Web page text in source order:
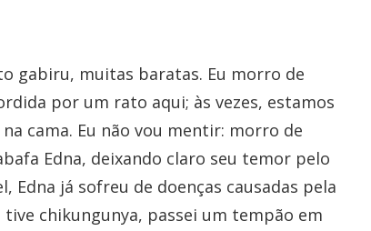
gabiru, muitas baratas. Eu morro de
por um rato aqui; às vezes, estamos
cama. Eu não vou mentir: morro de
Edna, deixando claro seu temor pelo
Edna já sofreu de doenças causadas pela
tive chikungunya, passei um tempão em